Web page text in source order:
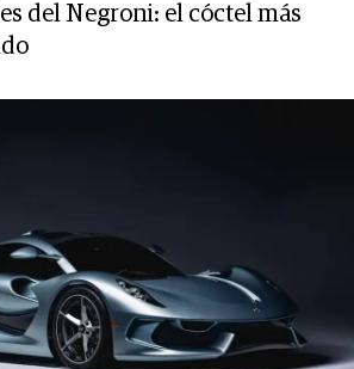
del Negroni: el cóctel más